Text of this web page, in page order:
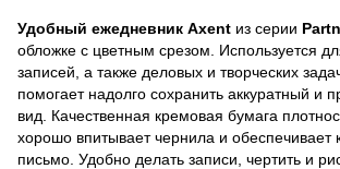
Удобный ежедневник Axent из серии
обложке с цветным срезом. Используется
записей, а также деловых и творческих
помогает надолго сохранить аккуратный и
вид. Качественная кремовая бумага
хорошо впитывает чернила и обеспечивает
письмо. Удобно делать записи, чертить и